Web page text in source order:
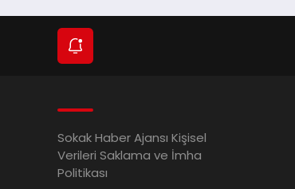
Sokak Haber Ajansı Kişisel
Verileri Saklama ve İmha
Politikası